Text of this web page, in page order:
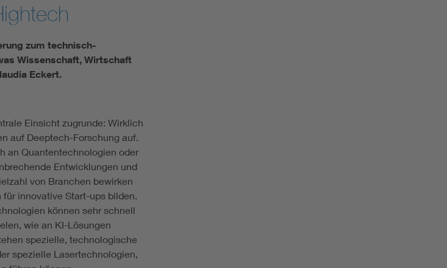
zum technisch-
Wissenschaft, Wirtschaft
Eckert.
Einsicht zugrunde: Wirklich
auf Deeptech-Forschung auf.
an Quantentechnologien oder
Entwicklungen und
von Branchen bewirken
innovative Start-ups bilden.
können sehr schnell
wie an KI-Lösungen
spezielle, technologische
spezielle Lasertechnologien,